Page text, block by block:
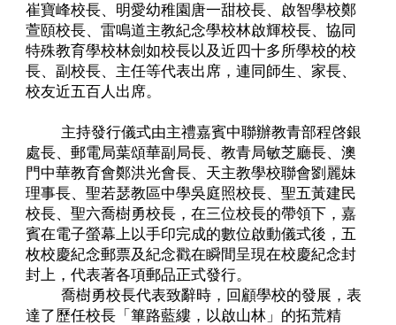
崔寶峰校長、明愛幼稚園唐一甜校長、啟智學校鄭
萱頤校長、雷鳴道主教紀念學校林啟輝校長、協同
特殊教育學校林劍如校長以及近四十多所學校的校
長、副校長、主任等代表出席，連同師生、家長、
校友近五百人出席。
主持發行儀式由主禮嘉賓中聯辦教青部程啓銀
處長、郵電局葉頌華副局長、教青局敏芝廳長、澳
門中華教育會鄭洪光會長、天主教學校聯會劉麗妹
理事長、聖若瑟教區中學吳庭照校長、聖五黃建民
校長、聖六喬樹勇校長，在三位校長的帶領下，嘉
賓在電子螢幕上以手印完成的數位啟動儀式後，五
枚校慶紀念郵票及紀念戳在瞬間呈現在校慶紀念封
封上，代表著各項郵品正式發行。
喬樹勇校長代表致辭時，回顧學校的發展，表
達了歷任校長「篳路藍縷，以啟山林」的拓荒精